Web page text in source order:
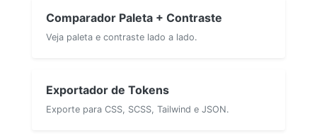
Comparador Paleta + Contraste
Veja paleta e contraste lado a lado.
Exportador de Tokens
Exporte para CSS, SCSS, Tailwind e JSON.